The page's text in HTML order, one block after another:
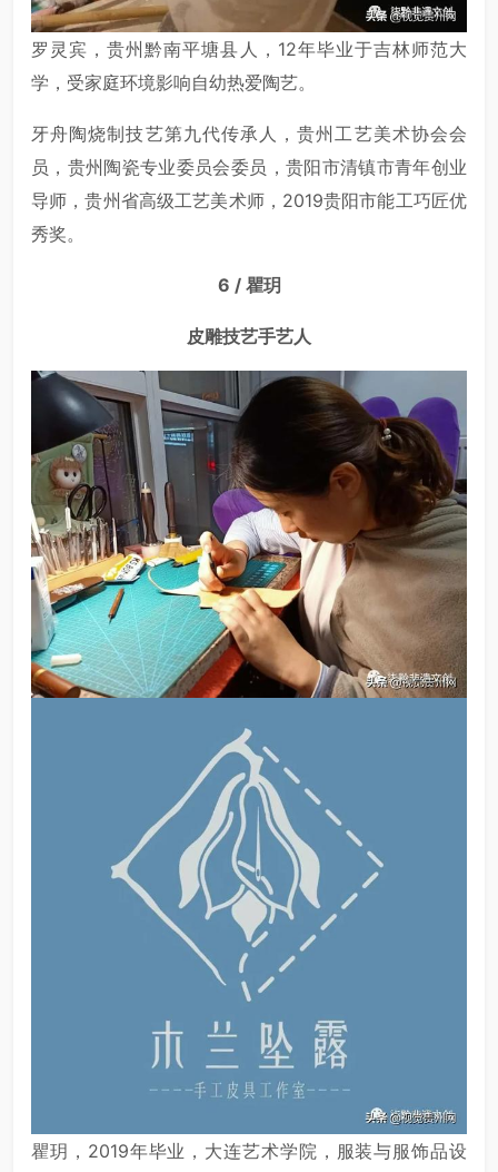
罗灵宾，贵州黔南平塘县人，12年毕业于吉林师范大
学，受家庭环境影响自幼热爱陶艺。
牙舟陶烧制技艺第九代传承人，贵州工艺美术协会会
员，贵州陶瓷专业委员会委员，贵阳市清镇市青年创业
导师，贵州省高级工艺美术师，2019贵阳市能工巧匠优
秀奖。
6 / 瞿玥
皮雕技艺手艺人
瞿玥，2019年毕业，大连艺术学院，服装与服饰品设